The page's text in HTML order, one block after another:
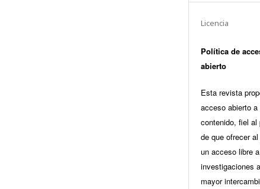
Licencia
Política de
abierto
Esta revista
acceso abierto a
contenido, fiel al
de que ofrecer
un acceso libre
investigaciones
mayor